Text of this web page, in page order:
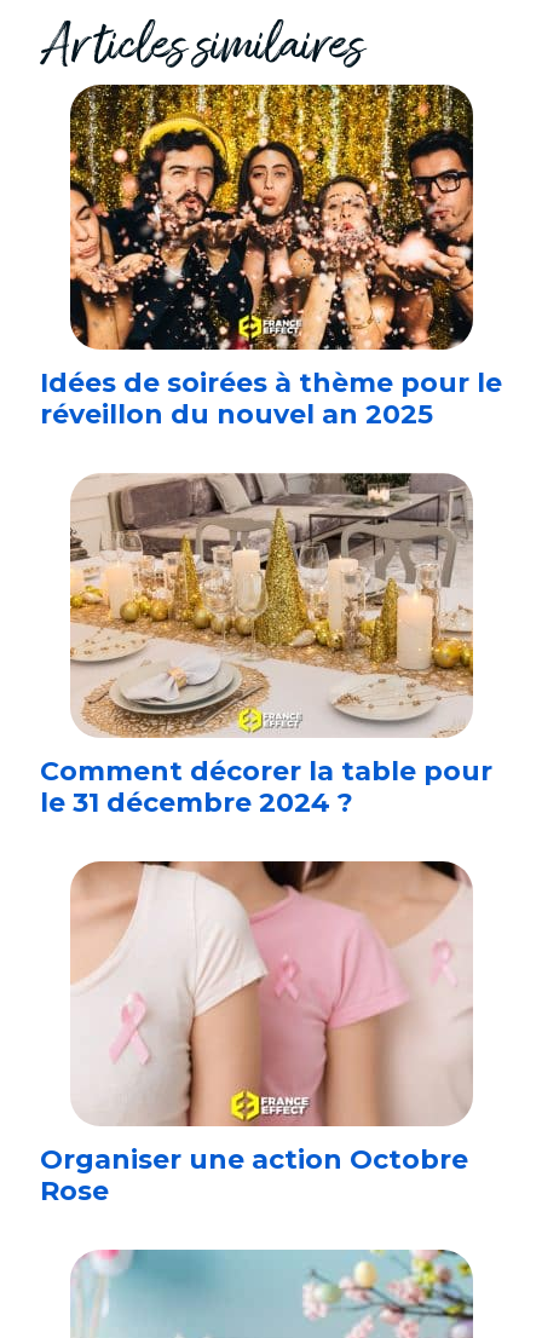
Articles similaires
Idées de soirées à thème pour le
réveillon du nouvel an 2025
Comment décorer la table pour
le 31 décembre 2024 ?
Organiser une action Octobre
Rose